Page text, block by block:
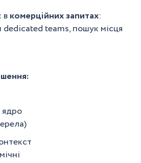
вкомерційних запитах:
dedicated teams, пошук місця
ядро